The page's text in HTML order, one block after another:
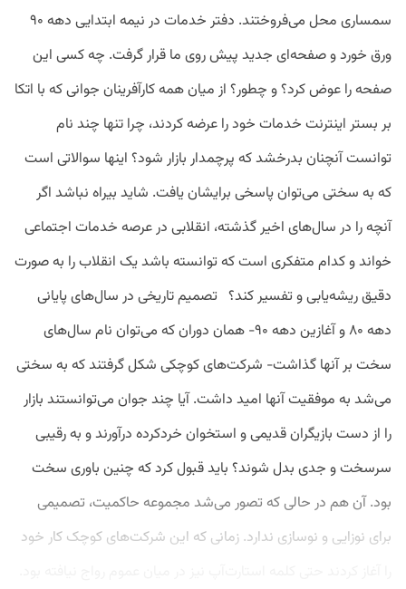
سمساری محل می‌فروختند. دفتر خدمات در نیمه ابتدایی دهه ۹۰
ورق خورد و صفحه‌ای جدید پیش روی ما قرار گرفت. چه کسی این
صفحه را عوض کرد؟ و چطور؟ از میان همه کارآفرینان جوانی که با اتکا
بر بستر اینترنت خدمات خود را عرضه کردند، چرا تنها چند نام
توانست آنچنان بدرخشد که پرچمدار بازار شود؟ اینها سوالاتی است
که به سختی می‌توان پاسخی برایشان یافت. شاید بیراه نباشد اگر
آنچه را در سال‌های اخیر گذشته، انقلابی در عرصه خدمات اجتماعی
خواند و کدام متفکری است که توانسته باشد یک انقلاب را به صورت
دقیق ریشه‌یابی و تفسیر کند؟ تصمیم تاریخی در سال‌های پایانی
دهه ۸۰ و آغازین دهه ۹۰- همان دوران که می‌توان نام سال‌های
سخت بر آنها گذاشت- شرکت‌های کوچکی شکل گرفتند که به سختی
می‌شد به موفقیت آنها امید داشت. آیا چند جوان می‌توانستند بازار
را از دست بازیگران قدیمی و استخوان ‌خردکرده درآورند و به رقیبی
سرسخت و جدی بدل شوند؟ باید قبول کرد که چنین باوری سخت
بود. آن هم در حالی که تصور می‌شد مجموعه حاکمیت، تصمیمی
برای نوزایی و نوسازی ندارد. زمانی که این شرکت‌های کوچک کار خود